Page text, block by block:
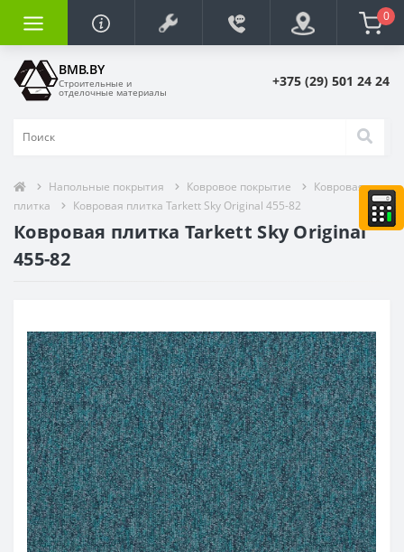
0
BMB.BY
Строительные и
отделочные материалы
+375 (29) 501 24 24
Напольные покрытия Ковровое покрытие
Ковровая
плитка
Ковровая плитка Tarkett Sky Original 455-82
Ковровая плитка Tarkett Sky Original
455-82